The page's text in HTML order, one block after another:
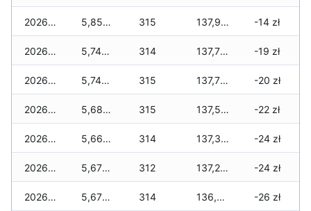
2026-03-18 5,850 zł 315 137,980 zł -14 zł
2026-03-17 5,740 zł 314 137,770 zł -19 zł
2026-03-16 5,740 zł 315 137,720 zł -20 zł
2026-03-15 5,680 zł 315 137,550 zł -22 zł
2026-03-14 5,660 zł 314 137,320 zł -24 zł
2026-03-13 5,670 zł 312 137,290 zł -24 zł
2026-03-12 5,670 zł 314 136,980 zł -26 zł